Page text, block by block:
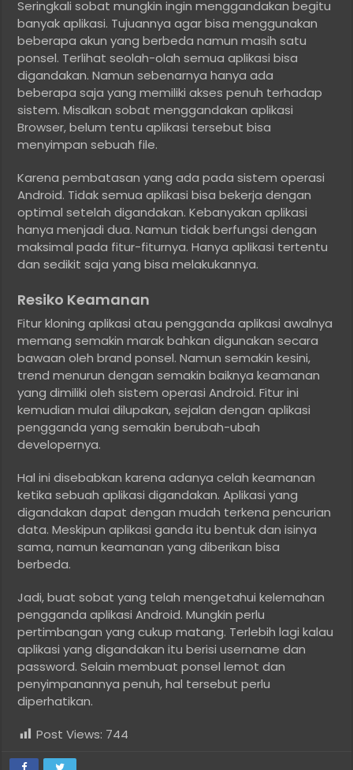
Seringkali sobat mungkin ingin menggandakan begitu
banyak aplikasi. Tujuannya agar bisa menggunakan
beberapa akun yang berbeda namun masih satu
ponsel. Terlihat seolah-olah semua aplikasi bisa
digandakan. Namun sebenarnya hanya ada
beberapa saja yang memiliki akses penuh terhadap
sistem. Misalkan sobat menggandakan aplikasi
Browser, belum tentu aplikasi tersebut bisa
menyimpan sebuah file.
Karena pembatasan yang ada pada sistem operasi
Android. Tidak semua aplikasi bisa bekerja dengan
optimal setelah digandakan. Kebanyakan aplikasi
hanya menjadi dua. Namun tidak berfungsi dengan
maksimal pada fitur-fiturnya. Hanya aplikasi tertentu
dan sedikit saja yang bisa melakukannya.
Resiko Keamanan
Fitur kloning aplikasi atau pengganda aplikasi awalnya
memang semakin marak bahkan digunakan secara
bawaan oleh brand ponsel. Namun semakin kesini,
trend menurun dengan semakin baiknya keamanan
yang dimiliki oleh sistem operasi Android. Fitur ini
kemudian mulai dilupakan, sejalan dengan aplikasi
pengganda yang semakin berubah-ubah
developernya.
Hal ini disebabkan karena adanya celah keamanan
ketika sebuah aplikasi digandakan. Aplikasi yang
digandakan dapat dengan mudah terkena pencurian
data. Meskipun aplikasi ganda itu bentuk dan isinya
sama, namun keamanan yang diberikan bisa
berbeda.
Jadi, buat sobat yang telah mengetahui kelemahan
pengganda aplikasi Android. Mungkin perlu
pertimbangan yang cukup matang. Terlebih lagi kalau
aplikasi yang digandakan itu berisi username dan
password. Selain membuat ponsel lemot dan
penyimpanannya penuh, hal tersebut perlu
diperhatikan.
Post Views: 744